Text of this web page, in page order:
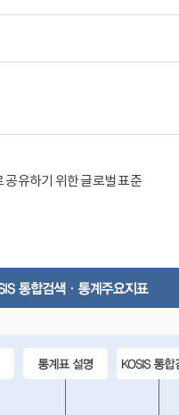
유하기 위한 글로벌 표준